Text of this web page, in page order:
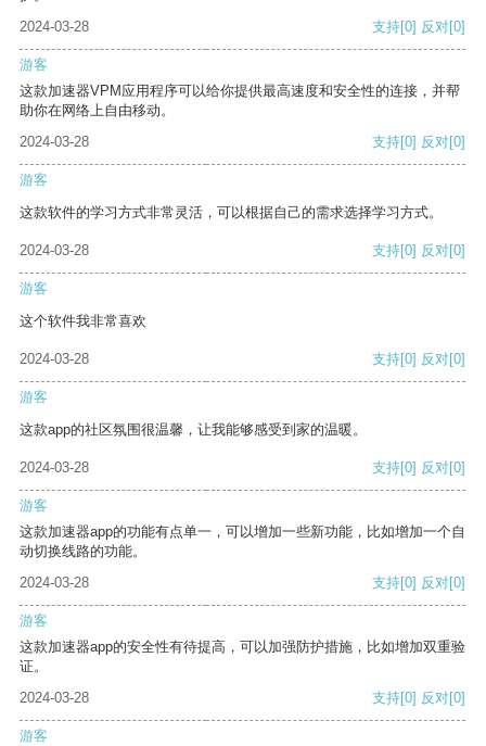
2024-03-28
支持[0] 反对[0]
游客
这款加速器VPM应用程序可以给你提供最高速度和安全性的连接，并帮
助你在网络上自由移动。
2024-03-28
支持[0] 反对[0]
游客
这款软件的学习方式非常灵活，可以根据自己的需求选择学习方式。
2024-03-28 支持[0] 反对[0]
游客
这个软件我非常喜欢
2024-03-28 支持[0] 反对[0]
游客
这款app的社区氛围很温馨，让我能够感受到家的温暖。
2024-03-28 支持[0] 反对[0]
游客
这款加速器app的功能有点单一，可以增加一些新功能，比如增加一个自
动切换线路的功能。
2024-03-28
支持[0] 反对[0]
游客
这款加速器app的安全性有待提高，可以加强防护措施，比如增加双重验
证。
2024-03-28
支持[0] 反对[0]
游客